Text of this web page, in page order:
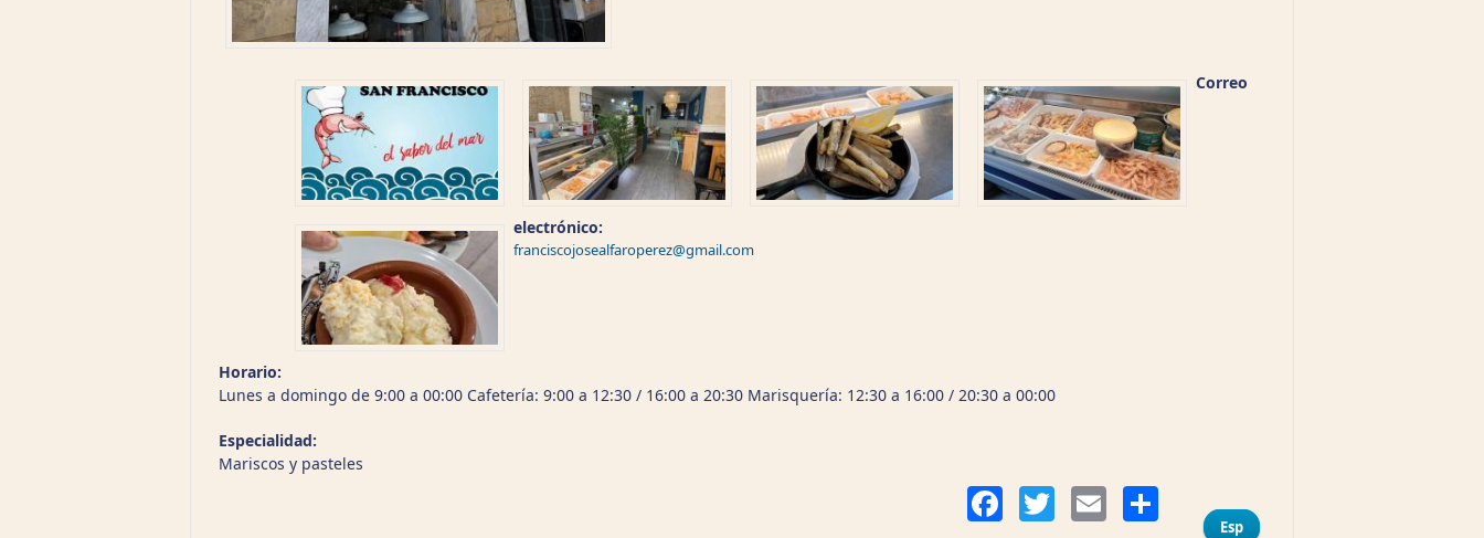
Correo
electrónico:
franciscojosealfaroperez@gmail.com
Horario:
Lunes a domingo de 9:00 a 00:00 Cafetería: 9:00 a 12:30 / 16:00 a 20:30 Marisquería: 12:30 a 16:00 / 20:30 a 00:00
Especialidad:
Mariscos y pasteles
FacebookTwitter Email Compartir
Esp